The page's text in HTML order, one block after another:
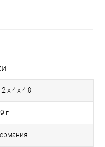
x 4 x 4.8
г